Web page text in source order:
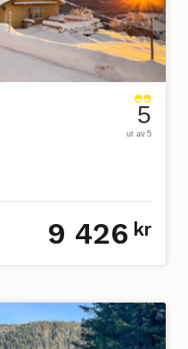
5
ut av 5
9 426 kr